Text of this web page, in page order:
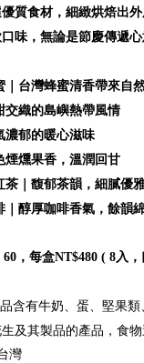
質食材，細緻烘焙出
味，無論是節慶傳遞
台灣蜂蜜清香帶來自
織的島嶼熱帶風情
郁的暖心滋味
燻果香，溫潤回甘
｜馥郁茶韻，細膩優
醇厚咖啡香氣，餘韻
，每盒NT$480 ( 8入
含有牛奶、蛋、堅果類
及其製品的產品，食物
灣